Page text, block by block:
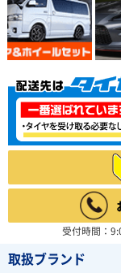
受付時間：
取扱ブランド